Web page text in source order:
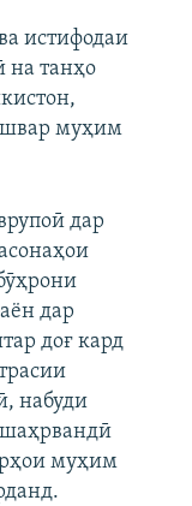
истифодаи
на танҳо
муҳим
дар
дар
доғ кард
набуди
муҳим